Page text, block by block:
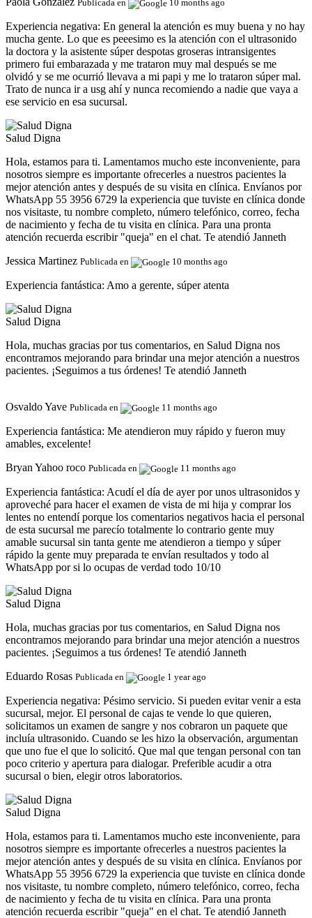
Publicada en 10 months ago
Experiencia negativa: En general la atención es muy buena y no hay
mucha gente. Lo que es peeesimo es la atención con el ultrasonido
la doctora y la asistente súper despotas groseras intransigentes
primero fui embarazada y me trataron muy mal después se me
olvidó y se me ocurrió llevava a mi papi y me lo trataron súper mal.
Trato de nunca ir a usg ahí y nunca recomiendo a nadie que vaya a
ese servicio en esa sucursal.
Salud Digna
Hola, estamos para ti. Lamentamos mucho este inconveniente, para
nosotros siempre es importante ofrecerles a nuestros pacientes la
mejor atención antes y después de su visita en clínica. Envíanos por
WhatsApp 55 3956 6729 la experiencia que tuviste en clínica donde
nos visitaste, tu nombre completo, número telefónico, correo, fecha
de nacimiento y fecha de tu visita en clínica. Para una pronta
atención recuerda escribir "queja" en el chat. Te atendió Janneth
Jessica Martinez Publicada en 10 months ago
Experiencia fantástica: Amo a gerente, súper atenta
Salud Digna
Hola, muchas gracias por tus comentarios, en Salud Digna nos
encontramos mejorando para brindar una mejor atención a nuestros
pacientes. ¡Seguimos a tus órdenes! Te atendió Janneth
Osvaldo Yave Publicada en 11 months ago
Experiencia fantástica: Me atendieron muy rápido y fueron muy
amables, excelente!
Bryan Yahoo roco Publicada en 11 months ago
Experiencia fantástica: Acudí el día de ayer por unos ultrasonidos y
aproveché para hacer el examen de vista de mi hija y comprar los
lentes no entendí porque los comentarios negativos hacia el personal
de esta sucursal me parecío totalmente lo contrario gente muy
amable sucursal sin tanta gente me atendieron a tiempo y súper
rápido la gente muy preparada te envían resultados y todo al
WhatsApp por si lo ocupas de verdad todo 10/10
Salud Digna
Hola, muchas gracias por tus comentarios, en Salud Digna nos
encontramos mejorando para brindar una mejor atención a nuestros
pacientes. ¡Seguimos a tus órdenes! Te atendió Janneth
Eduardo Rosas Publicada en 1 year ago
Experiencia negativa: Pésimo servicio. Si pueden evitar venir a esta
sucursal, mejor. El personal de cajas te vende lo que quieren,
solicitamos un examen de sangre y nos cobraron un paquete que
incluía ultrasonido. Cuando se les hizo la observación, argumentan
que uno fue el que lo solicitó. Que mal que tengan personal con tan
poco criterio y apertura para dialogar. Preferible acudir a otra
sucursal o bien, elegir otros laboratorios.
Salud Digna
Hola, estamos para ti. Lamentamos mucho este inconveniente, para
nosotros siempre es importante ofrecerles a nuestros pacientes la
mejor atención antes y después de su visita en clínica. Envíanos por
WhatsApp 55 3956 6729 la experiencia que tuviste en clínica donde
nos visitaste, tu nombre completo, número telefónico, correo, fecha
de nacimiento y fecha de tu visita en clínica. Para una pronta
atención recuerda escribir "queja" en el chat. Te atendió Janneth